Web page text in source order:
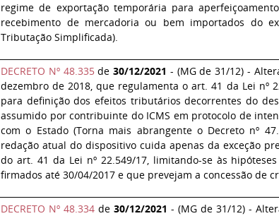
regime de exportação temporária para
recebimento de mercadoria ou bem importados do
Tributação Simplificada).
DECRETO Nº 48.335 de30/12/2021 - (MG de 31/12) -
dezembro de 2018, que regulamenta o art. 41 da Lei nº
para definição dos efeitos tributários decorrentes do
assumido por contribuinte do ICMS em protocolo de
com o Estado (Torna mais abrangente o Decreto nº
redação atual do dispositivo cuida apenas da exceção
do art. 41 da Lei nº 22.549/17, limitando-se às
firmados até 30/04/2017 e que prevejam a concessão de
DECRETO Nº 48.334 de 30/12/2021 - (MG de 31/12) -